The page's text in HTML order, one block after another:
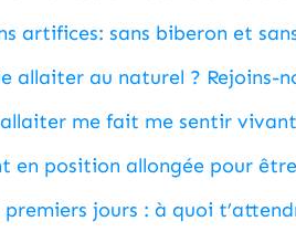
artifices: sans biberon et
allaiter au naturel ? Rejoins-
me fait me sentir
en position allongée pour
jours : à quoi